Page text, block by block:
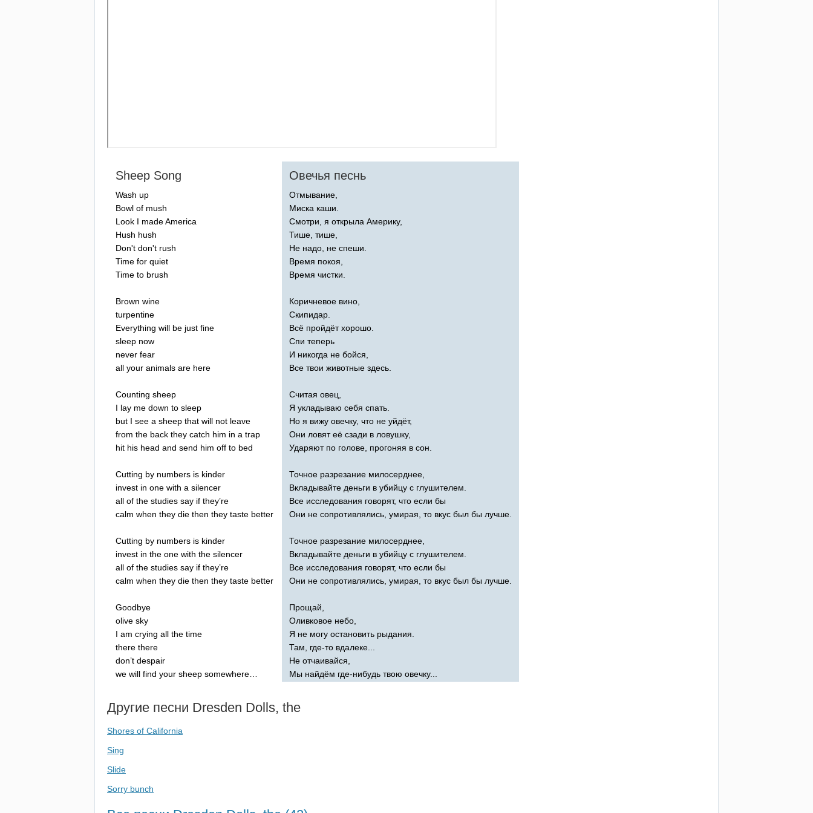
Sheep Song
Wash up
Bowl of mush
Look I madeAmerica
Hush hush
Don't don't rush
Time for quiet
Time to brush
Brown wine
turpentine
Everything will be just fine
sleep now
never fear
all your animals are here
Counting sheep
I lay me down to sleep
but I see a sheep that will not leave
from the back they catch him in a trap
hit his head and send him off to bed
Cutting by numbers is kinder
invest in one with a silencer
all of the studies say if they’re
calm when they die then they taste better
Cutting by numbers is kinder
invest in the one with the silencer
all of the studies say if they’re
calm when they die then they taste better
Goodbye
olive sky
I am crying all the time
there there
don’t despair
we will find your sheep somewhere
Овечья песнь
Отмывание,
Миска каши.
Смотри, я открыла Америку,
Тише, тише,
Не надо, не спеши.
Время покоя,
Время чистки.
Коричневое вино,
Скипидар.
Всё пройдёт хорошо.
Спи теперь
И никогда не бойся,
Все твои животные здесь.
Считая овец,
Я укладываю себя спать.
Но я вижу овечку, что не уйдёт,
Они ловят её сзади в ловушку,
Ударяют по голове, прогоняя в сон.
Точное разрезание милосерднее,
Вкладывайте деньги в убийцу с глушителем.
Все исследования говорят, что если бы
Они не сопротивлялись, умирая, то вкус был бы лучше.
Точное разрезание милосерднее,
Вкладывайте деньги в убийцу с глушителем.
Все исследования говорят, что если бы
Они не сопротивлялись, умирая, то вкус был бы лучше.
Прощай,
Оливковое небо,
Я не могу остановить рыдания.
Там, где-то вдалеке...
Не отчаивайся,
Мы найдём где-нибудь твою овечку...
Другие песни Dresden Dolls, the
Shores of California
Sing
Slide
Sorry bunch